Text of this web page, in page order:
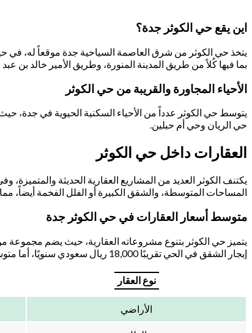
اين يقع حي الكوثر جدة؟
يتخذ حي الكوثر من شرق العاصمة السياحية جدة موقعاً له، في
بما فيها كُلاً من طريق المدينة المنورة، وطريق الأمير خالد بن
الأحياء المجاورة والقريبة من حي الكوثر
يتوسط حي الكوثر عدداً من الأحياء السكنية الحيوية في جدة،
حي الريان وحي أم حبلين.
العقارات داخل حي الكوثر
يكتنف الكوثر العديد من المشاريع العقارية الحديثة
المساحات المتوسطة، والشقق الكبيرة أو الفلل الفخمة أيضاً،
متوسط أسعار العقارات في حي الكوثر جدة
يتميز حي الكوثر بتنوع مشروعاته العقارية، حيث يضم مجموعة
إيجار الشقق في الحي تقريبًا 18,000 ريال سعودي سنويًا، أما متوسط الشراء فيمكنك الحصول على معلومات مفصلة حوله في الجدول التالي:
نوع العقار
الأراضي